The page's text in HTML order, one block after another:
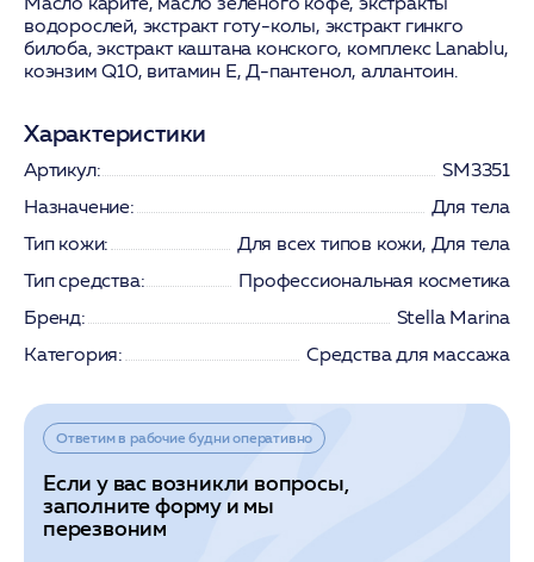
водорослей, экстракт готу-колы, экстракт гинкго
билоба, экстракт каштана конского, комплекс Lanablu,
коэнзим Q10, витамин Е, Д-пантенол, аллантоин.
Характеристики
Артикул:
SM3351
Назначение:
Для тела
Тип кожи:
Для всех типов кожи, Для тела
Тип средства:
Профессиональная косметика
Бренд:
Stella Marina
Категория:
Средства для массажа
Ответим в рабочие будни оперативно
Если у вас возникли вопросы,
заполните форму и мы
перезвоним